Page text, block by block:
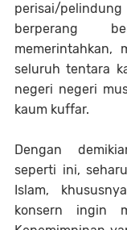
perisai/
berperang
memerintahkan,
seluruh tentara
negeri negeri
kaum kuffar.
Dengan
seperti ini,
Islam,
konsern ingin